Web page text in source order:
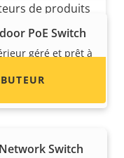
PoE Switch
géré et prêt à
Switch
de produits